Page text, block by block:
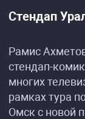
Стендап
Рамис
стендап-
многих
рамках тура
Омск с новой